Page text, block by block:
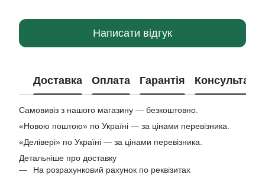
Написати відгук
Доставка Оплата Гарантія Консультація
Самовивіз з нашого магазину — безкоштовно.
«Новою поштою» по Україні — за цінами перевізника.
«Делівері» по Україні — за цінами перевізника.
Детальніше про доставку
На розрахунковий рахунок по реквізитах